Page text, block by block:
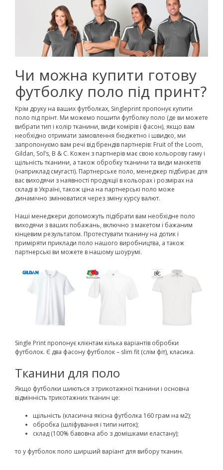
Чи можна купити готову
футболку поло під принт?
Крім друку на ваших футболках, Singleprint пропонує купити
поло під прінт. Ми можемо пошити футболку поло (де ви можете
вибрати тип і колір тканини, види комірів і фасон), якщо вам
необхідно отримати замовлення бюджетно і швидко, ми
запропонуємо вам речі від брендів партнерів: Fruit of the Loom,
Gildan, Sol’s, B & C. Кожен з партнерів має свою кольорову гаму і
щільність тканини, а також обробку тканини та види манжетів
(наприклад смугасті). Партнерське поло, менеджер підбирає для
вас виходячи з наявності продукції в кольорах і розмірах на
складі в Україні, також ціна на партнерські поло може
динамічно змінюватися через зміну курсу валют.
Наші менеджери допоможуть підібрати вам необхідне поло
виходячи з ваших побажань, включно з макетом і бажаним
кінцевим результатом. Протестувати тканину на дотик і
приміряти приклади поло нашого виробництва, а також
партнерські ви можете в нашому шоурумі.
Single Print пропонує клієнтам кілька варіантів обробки
футболок. Є два фасону футболок – slim fit (слім фіт), класика.
Тканини для поло
Якщо футболки шиються з трикотажної тканини і основна
відмінність трикотажних тканин це:
щільність (класична якісна футболка 160 грам на м2);
обробка (шліфування і типи ниток);
склад (100% бавовна або з домішками еластану);
то у футболок поло ширший варіант для вибору тканин.